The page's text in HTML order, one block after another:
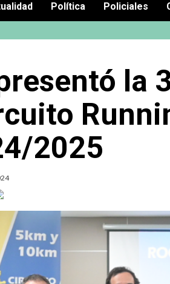
Política Policiales
la
2025